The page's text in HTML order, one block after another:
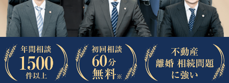
企業法務
労働問題（解雇，残業等）
刑事弁護
交通事故
企業法務
労働問題（解雇，残業等）
刑事弁護
交通事故